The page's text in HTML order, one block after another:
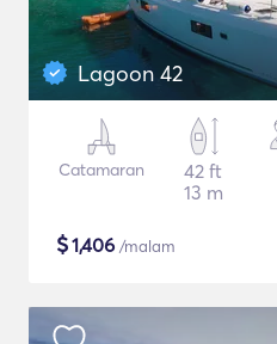
Lagoon 42
Catamaran
42 ft
13 m
$1,406 /malam